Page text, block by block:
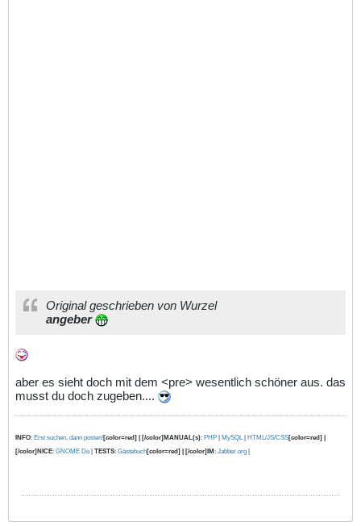
Original geschrieben von Wurzel
angeber
aber es sieht doch mit dem <pre> wesentlich schöner aus. das
musst du doch zugeben....
INFO: Erst suchen, dann posten![color=red] | [/color]MANUAL(s): PHP MySQL HTML/JS/CSS[color=red] |
[/color]NICE: GNOME Do TESTS: Gästebuch[color=red] | [/color]IM : Jabber.org